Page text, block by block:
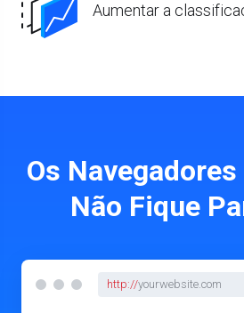
Aumentar a
Os
Não Fique
http://yourwebsite.com